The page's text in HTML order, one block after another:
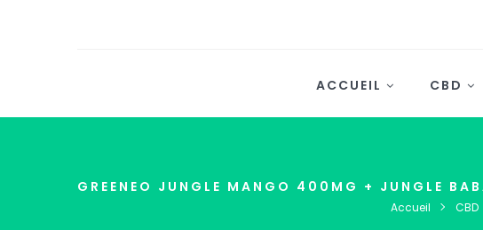
ACCUEIL CBD
GREENEO JUNGLE MANGO 400MG + JUNGLE
Accueil CBD